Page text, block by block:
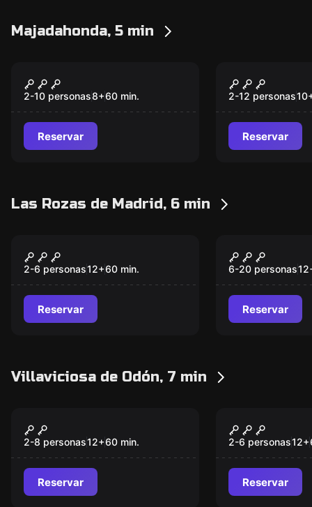
Majadahonda, 5 min
El salón del rey loco
2-10 personas8+60 min.
Reservar
La Fuerza
2-12 personas10
Reservar
Las Rozas de Madrid, 6 min
Nuevo
La Maleta de Orión
2-6 personas12+60 min.
Reservar
Nuevo
La Torre
6-20 personas12
Reservar
Villaviciosa de Odón, 7 min
Nuevo
Aladino
2-8 personas12+60 min.
Reservar
Intruder
2-6 personas12+
Reservar